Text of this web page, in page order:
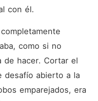
con él.
como si no
de hacer. Cortar el
desafío abierto a la
emparejados, era